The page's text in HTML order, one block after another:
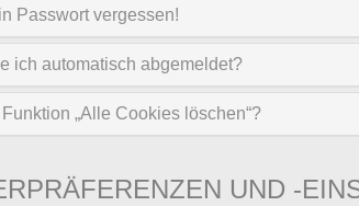
Passwort vergessen!
ich automatisch abgemeldet?
„Alle Cookies löschen“?
UND -